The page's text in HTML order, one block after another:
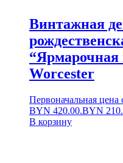
Винтажная
“Ярмарочная
Worcester
Первоначальная цена
BYN 420.00.BYN
В корзину